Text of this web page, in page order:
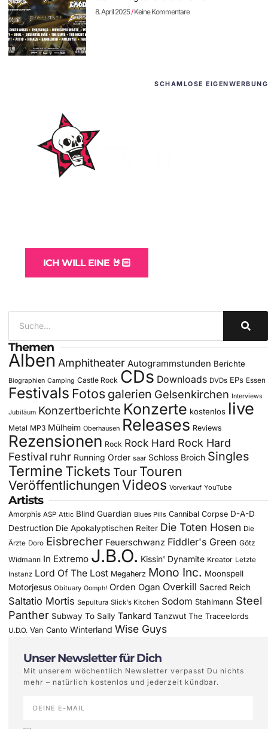
8. April 2025 Keine Kommentare
SCHAMLOSE EIGENWERBUNG
ICH WILL EINE 🤘🏻
Themen
Alben Amphitheater Autogrammstunden Berichte
Biographien Camping Castle Rock CDs Downloads DVDs EPs Essen
Festivals Fotos galerien Gelsenkirchen Interviews
Jubiläum Konzertberichte Konzerte kostenlos live
Metal MP3 Mülheim Oberhausen Releases Reviews
Rezensionen Rock Rock Hard Rock Hard
Festival ruhr Running Order saar Schloss Broich Singles
Termine Tickets Tour Touren
Veröffentlichungen Videos Vorverkauf YouTube
Artists
Amorphis ASP Attic Blind Guardian Blues Pills Cannibal Corpse D-A-D
Destruction Die Apokalyptischen Reiter Die Toten Hosen Die
Ärzte Doro Eisbrecher Feuerschwanz Fiddler's Green Götz
Widmann In Extremo J.B.O. Kissin' Dynamite Kreator Letzte
Instanz Lord Of The Lost Megaherz Mono Inc. Moonspell
Motorjesus Obituary Oomph! Orden Ogan Overkill Sacred Reich
Saltatio Mortis Sepultura Slick's Kitchen Sodom Stahlmann Steel
Panther Subway To Sally Tankard Tanzwut The Traceelords
U.D.O. Van Canto Winterland Wise Guys
Unser Newsletter für Dich
Mit unserem wöchentlich Newsletter verpasst Du nichts
mehr – natürlich kostenlos und jederzeit kündbar.